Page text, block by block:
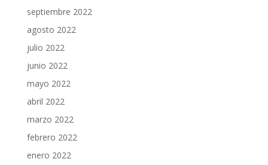
septiembre 2022
agosto 2022
julio 2022
junio 2022
mayo 2022
abril 2022
marzo 2022
febrero 2022
enero 2022